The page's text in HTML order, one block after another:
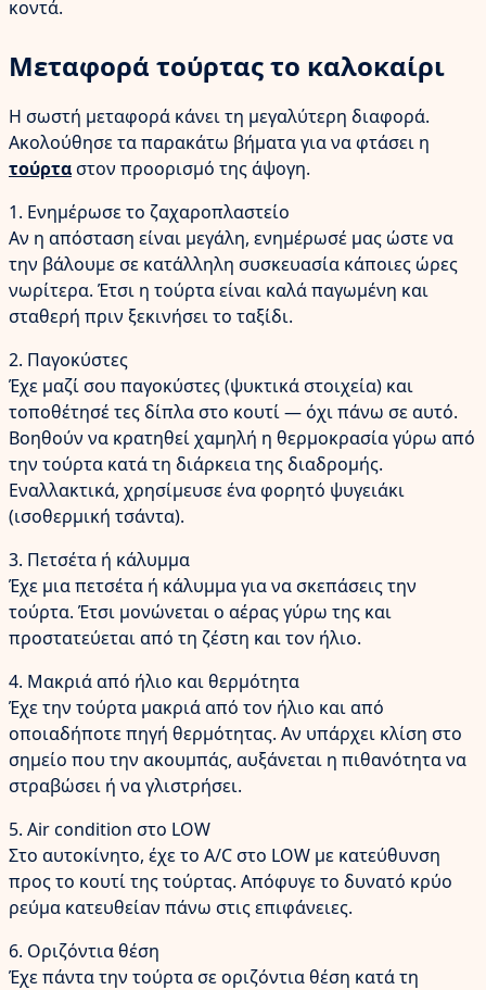
κοντά.
Μεταφορά τούρτας το καλοκαίρι
Η σωστή μεταφορά κάνει τη μεγαλύτερη διαφορά.
Ακολούθησε τα παρακάτω βήματα για να φτάσει η
τούρταστον προορισμό της άψογη.
1. Ενημέρωσε το ζαχαροπλαστείο
Αν η απόσταση είναι μεγάλη, ενημέρωσέ μας ώστε να
την βάλουμε σε κατάλληλη συσκευασία κάποιες ώρες
νωρίτερα. Έτσι η τούρτα είναι καλά παγωμένη και
σταθερή πριν ξεκινήσει το ταξίδι.
2. Παγοκύστες
Έχε μαζί σου παγοκύστες (ψυκτικά στοιχεία) και
τοποθέτησέ τες δίπλα στο κουτί — όχι πάνω σε αυτό.
Βοηθούν να κρατηθεί χαμηλή η θερμοκρασία γύρω από
την τούρτα κατά τη διάρκεια της διαδρομής.
Εναλλακτικά, χρησίμευσε ένα φορητό ψυγειάκι
(ισοθερμική τσάντα).
3. Πετσέτα ή κάλυμμα
Έχε μια πετσέτα ή κάλυμμα για να σκεπάσεις την
τούρτα. Έτσι μονώνεται ο αέρας γύρω της και
προστατεύεται από τη ζέστη και τον ήλιο.
4. Μακριά από ήλιο και θερμότητα
Έχε την τούρτα μακριά από τον ήλιο και από
οποιαδήποτε πηγή θερμότητας. Αν υπάρχει κλίση στο
σημείο που την ακουμπάς, αυξάνεται η πιθανότητα να
στραβώσει ή να γλιστρήσει.
5. Air condition στο LOW
Στο αυτοκίνητο, έχε το A/C στο LOW με κατεύθυνση
προς το κουτί της τούρτας. Απόφυγε το δυνατό κρύο
ρεύμα κατευθείαν πάνω στις επιφάνειες.
6. Οριζόντια θέση
Έχε πάντα την τούρτα σε οριζόντια θέση κατά τη